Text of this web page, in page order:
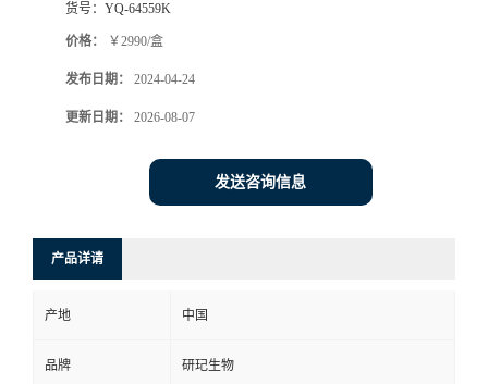
货号： YQ-64559K
价格： ￥2990/盒
发布日期： 2024-04-24
更新日期： 2026-08-07
发送咨询信息
产品详请
产地 中国
品牌 研玘生物